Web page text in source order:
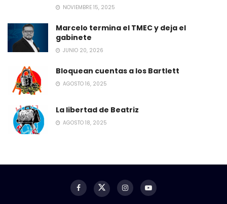
NOVIEMBRE 15, 2025
Marcelo termina el TMEC y deja el
gabinete
JUNIO 20, 2026
Bloquean cuentas a los Bartlett
AGOSTO 16, 2025
La libertad de Beatriz
AGOSTO 18, 2025